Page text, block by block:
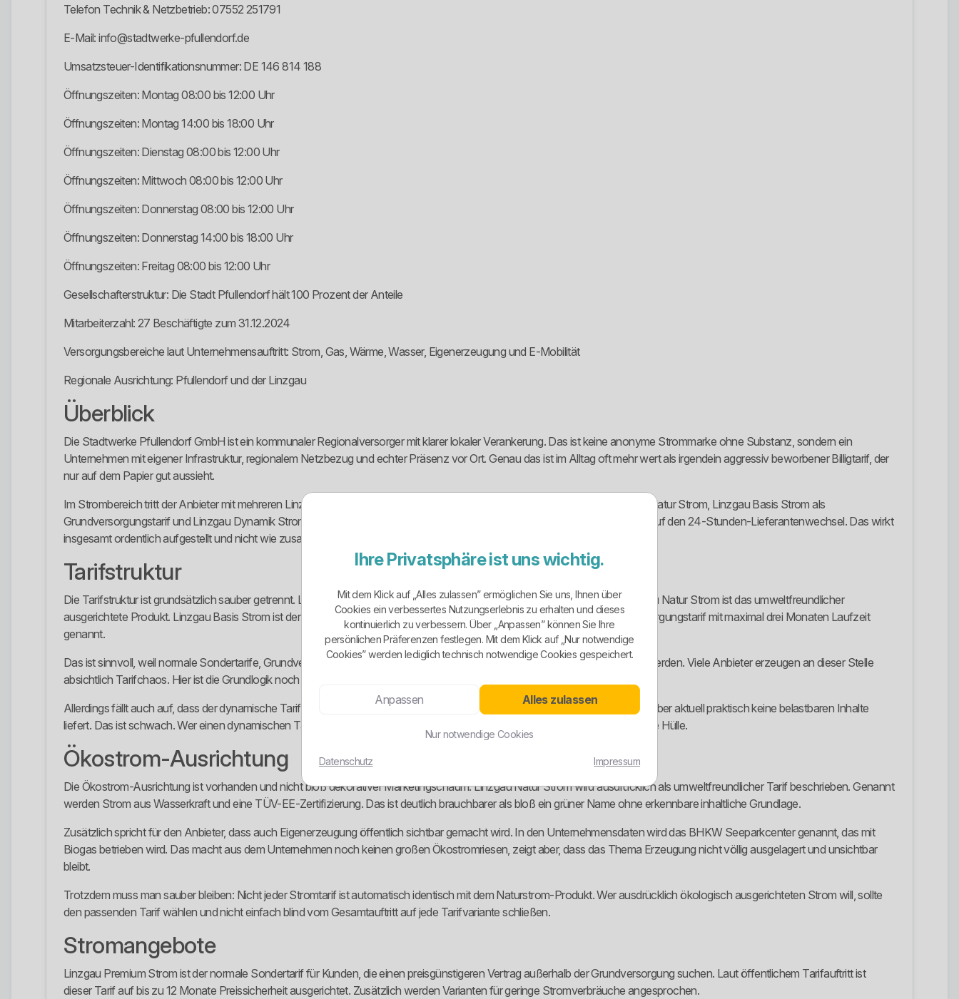
Telefon Technik & Netzbetrieb: 07552 251791
E-Mail: info@stadtwerke-pfullendorf.de
Umsatzsteuer-Identifikationsnummer: DE 146 814 188
Öffnungszeiten: Montag 08:00 bis 12:00 Uhr
Öffnungszeiten: Montag 14:00 bis 18:00 Uhr
Öffnungszeiten: Dienstag 08:00 bis 12:00 Uhr
Öffnungszeiten: Mittwoch 08:00 bis 12:00 Uhr
Öffnungszeiten: Donnerstag 08:00 bis 12:00 Uhr
Öffnungszeiten: Donnerstag 14:00 bis 18:00 Uhr
Öffnungszeiten: Freitag 08:00 bis 12:00 Uhr
Gesellschafterstruktur: Die Stadt Pfullendorf hält 100 Prozent der Anteile
Mitarbeiterzahl: 27 Beschäftigte zum 31.12.2024
Versorgungsbereiche laut Unternehmensauftritt: Strom, Gas, Wärme, Wasser, Eigenerzeugung und E-Mobilität
Regionale Ausrichtung: Pfullendorf und der Linzgau
Überblick
Die Stadtwerke Pfullendorf GmbH ist ein kommunaler Regionalversorger mit klarer lokaler Verankerung. Das ist keine anonyme Strommarke ohne Substanz, sondern ein
Unternehmen mit eigener Infrastruktur, regionalem Netzbezug und echter Präsenz vor Ort. Genau das ist im Alltag oft mehr wert als irgendein aggressiv beworbener Billigtarif, der
nur auf dem Papier gut aussieht.
Im Strombereich tritt der Anbieter mit mehreren Linzgau-Tarifen auf. Öffentlich sichtbar sind Linzgau Premium Strom, Linzgau Natur Strom, Linzgau Basis Strom als
Grundversorgungstarif und Linzgau Dynamik Strom. Dazu kommen Stromkennzeichnung, Eigenerzeugung und der Verweis auf den 24-Stunden-Lieferantenwechsel. Das wirkt
insgesamt ordentlich aufgestellt und nicht wie zusammengewürfelter Tarifschrott.
Tarifstruktur
Die Tarifstruktur ist grundsätzlich sauber getrennt. Linzgau Premium Strom ist als preisgünstiger Sondertarif positioniert. Linzgau Natur Strom ist das umweltfreundlicher
ausgerichtete Produkt. Linzgau Basis Strom ist der Grundversorgungstarif ohne feste Laufzeit. Zusätzlich wird ein Ersatzversorgungstarif mit maximal drei Monaten Laufzeit
genannt.
Das ist sinnvoll, weil normale Sondertarife, Grundversorgung und ökologische Produktvariante nicht in einen Topf geworfen werden. Viele Anbieter erzeugen an dieser Stelle
absichtlich Tarifchaos. Hier ist die Grundlogik noch nachvollziehbar.
Allerdings fällt auch auf, dass der dynamische Tarif zwar als eigener Menüpunkt sichtbar ist, die öffentliche Produktseite dazu aber aktuell praktisch keine belastbaren Inhalte
liefert. Das ist schwach. Wer einen dynamischen Tarif anbietet oder zumindest sichtbar platziert, sollte mehr liefern als eine leere Hülle.
Ökostrom-Ausrichtung
Die Ökostrom-Ausrichtung ist vorhanden und nicht bloß dekorativer Marketingschaum. Linzgau Natur Strom wird ausdrücklich als umweltfreundlicher Tarif beschrieben. Genannt
werden Strom aus Wasserkraft und eine TÜV-EE-Zertifizierung. Das ist deutlich brauchbarer als bloß ein grüner Name ohne erkennbare inhaltliche Grundlage.
Zusätzlich spricht für den Anbieter, dass auch Eigenerzeugung öffentlich sichtbar gemacht wird. In den Unternehmensdaten wird das BHKW Seeparkcenter genannt, das mit
Biogas betrieben wird. Das macht aus dem Unternehmen noch keinen großen Ökostromriesen, zeigt aber, dass das Thema Erzeugung nicht völlig ausgelagert und unsichtbar
bleibt.
Trotzdem muss man sauber bleiben: Nicht jeder Stromtarif ist automatisch identisch mit dem Naturstrom-Produkt. Wer ausdrücklich ökologisch ausgerichteten Strom will, sollte
den passenden Tarif wählen und nicht einfach blind vom Gesamtauftritt auf jede Tarifvariante schließen.
Stromangebote
Linzgau Premium Strom ist der normale Sondertarif für Kunden, die einen preisgünstigeren Vertrag außerhalb der Grundversorgung suchen. Laut öffentlichem Tarifauftritt ist
dieser Tarif auf bis zu 12 Monate Preissicherheit ausgerichtet. Zusätzlich werden Varianten für geringe Stromverbräuche angesprochen.
Ihre Privatsphäre ist uns wichtig.
Mit dem Klick auf „Alles zulassen” ermöglichen Sie uns, Ihnen über
Cookies ein verbessertes Nutzungserlebnis zu erhalten und dieses
kontinuierlich zu verbessern. Über „Anpassen” können Sie Ihre
persönlichen Präferenzen festlegen. Mit dem Klick auf „Nur notwendige
Cookies” werden lediglich technisch notwendige Cookies gespeichert.
Anpassen Alles zulassen
Nur notwendige Cookies
Datenschutz Impressum